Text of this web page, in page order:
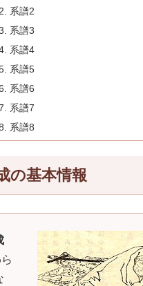
系譜2
系譜3
系譜4
系譜5
系譜6
系譜7
系譜8
の基本情報